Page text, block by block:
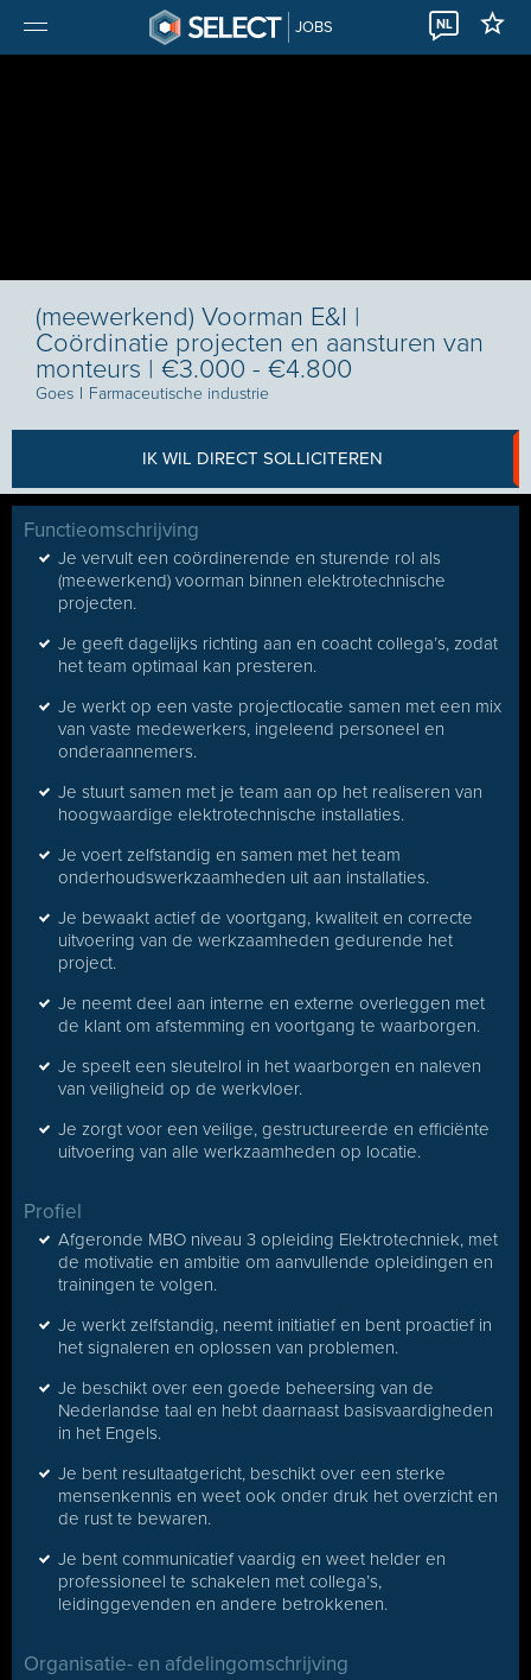
JOBS NL
(meewerkend) Voorman E&I |
Coördinatie projecten en aansturen van
monteurs | €3.000 - €4.800
Goes I Farmaceutische industrie
IK WIL DIRECT SOLLICITEREN
Functieomschrijving
Je vervult een coördinerende en sturende rol als
(meewerkend) voorman binnen elektrotechnische
projecten.
Je geeft dagelijks richting aan en coacht collega’s, zodat
het team optimaal kan presteren.
Je werkt op een vaste projectlocatie samen met een mix
van vaste medewerkers, ingeleend personeel en
onderaannemers.
Je stuurt samen met je team aan op het realiseren van
hoogwaardige elektrotechnische installaties.
Je voert zelfstandig en samen met het team
onderhoudswerkzaamheden uit aan installaties.
Je bewaakt actief de voortgang, kwaliteit en correcte
uitvoering van de werkzaamheden gedurende het
project.
Je neemt deel aan interne en externe overleggen met
de klant om afstemming en voortgang te waarborgen.
Je speelt een sleutelrol in het waarborgen en naleven
van veiligheid op de werkvloer.
Je zorgt voor een veilige, gestructureerde en efficiënte
uitvoering van alle werkzaamheden op locatie.
Profiel
Afgeronde MBO niveau 3 opleiding Elektrotechniek, met
de motivatie en ambitie om aanvullende opleidingen en
trainingen te volgen.
Je werkt zelfstandig, neemt initiatief en bent proactief in
het signaleren en oplossen van problemen.
Je beschikt over een goede beheersing van de
Nederlandse taal en hebt daarnaast basisvaardigheden
in het Engels.
Je bent resultaatgericht, beschikt over een sterke
mensenkennis en weet ook onder druk het overzicht en
de rust te bewaren.
Je bent communicatief vaardig en weet helder en
professioneel te schakelen met collega’s,
leidinggevenden en andere betrokkenen.
Organisatie- en afdelingomschrijving